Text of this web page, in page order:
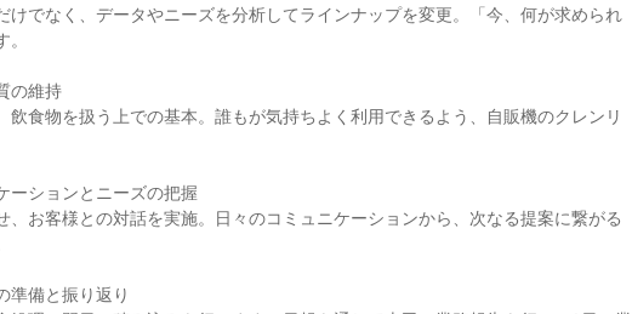
けでなく、データやニーズを分析してラインナップを変更。「今、何が求められ
の維持
飲食物を扱う上での基本。誰もが気持ちよく利用できるよう、自販機のクレンリ
ーションとニーズの把握
、お客様との対話を実施。日々のコミュニケーションから、次なる提案に繋がる
準備と振り返り